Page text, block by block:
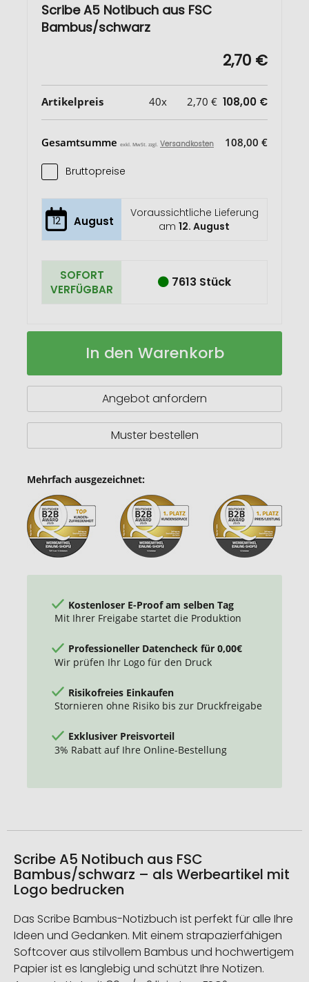
Scribe A5 Notibuch aus FSC
Bambus/schwarz
2,70 €
Artikelpreis 40x 2,70 € 108,00 €
Gesamtsumme exkl. MwSt. zzgl. Versandkosten 108,00 €
Bruttopreise
12 August
Voraussichtliche Lieferung
am12. August
SOFORT
VERFÜGBAR
7613 Stück
Scribe
aus
Auf
In den Warenkorb
Angebot anfordern
Muster bestellen
Mehrfach ausgezeichnet:
Kostenloser E-Proof am selben Tag
Mit Ihrer Freigabe startet die Produktion
Professioneller Datencheck für 0,00€
Wir prüfen Ihr Logo für den Druck
Risikofreies Einkaufen
Stornieren ohne Risiko bis zur Druckfreigabe
Exklusiver Preisvorteil
3% Rabatt auf Ihre Online-Bestellung
Scribe A5 Notibuch aus FSC
Bambus/schwarz – als Werbeartikel mit
Logo bedrucken
Das Scribe Bambus-Notizbuch ist perfekt für alle Ihre
Ideen und Gedanken. Mit einem strapazierfähigen
Softcover aus stilvollem Bambus und hochwertigem
Papier ist es langlebig und schützt Ihre Notizen.